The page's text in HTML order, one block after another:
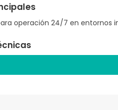
operación 24/7 en entornos